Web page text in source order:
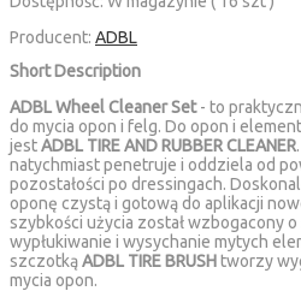
Producent: ADBL
Short Description
ADBL Wheel Cleaner Set- to
do mycia opon i felg. Do opon i
jestADBL TIRE AND RUBBER CLEANER
natychmiast penetruje i oddziela od
pozostałości po dressingach.
oponę czystą i gotową do aplikacji
szybkości użycia został wzbogacony o
wypłukiwanie i wysychanie mytych
szczotkąADBL TIRE BRUSHtworzy
mycia opon.